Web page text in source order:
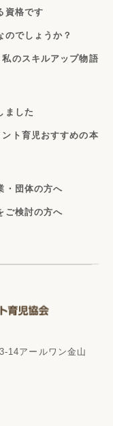
資格です
のでしょうか？
私のスキルアップ物語
ました
ント育児おすすめの本
・団体の方へ
ご検討の方へ
14アールワン金山